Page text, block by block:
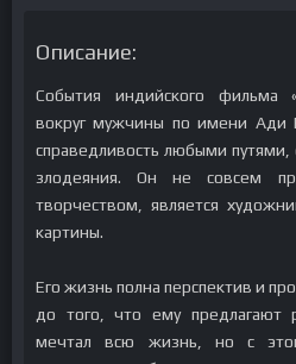
Описание:
События индийского фильма
вокруг мужчины по имени Ади
справедливость любыми
злодеяния. Он не совсем
творчеством, является
картины.
Его жизнь полна перспектив и
до того, что ему предлагают
мечтал всю жизнь, но с